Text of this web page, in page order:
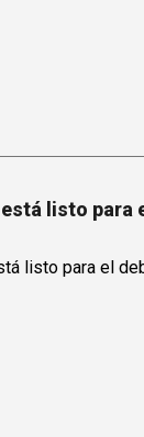
listo para